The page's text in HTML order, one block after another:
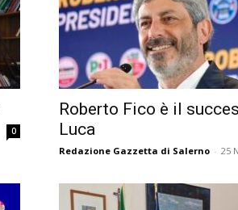
0
Roberto Fico è il
Luca
Redazione Gazzetta di Salerno - 25